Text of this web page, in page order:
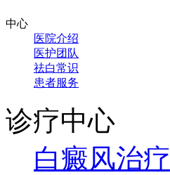
中心
医院介绍
医护团队
祛白常识
患者服务
诊疗中心
白癜风治疗